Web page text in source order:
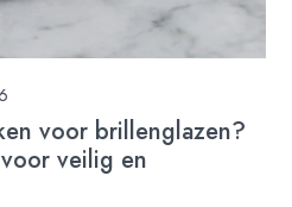
voor brillenglazen?
veilig en